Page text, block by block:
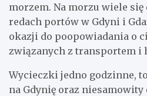
morzem. Na morzu wiele się
redach portów w Gdyni i
okazji do poopowiadania o
związanych z transportem i
Wycieczki jedno godzinne,
na Gdynię oraz